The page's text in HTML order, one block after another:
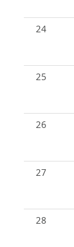
24
25
26
27
28